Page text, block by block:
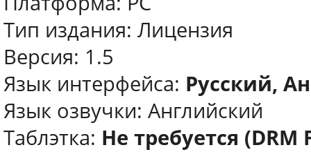
Тип издания: Лицензия
Версия: 1.5
Язык интерфейса: Русский,
Язык озвучки: Английский
Таблэтка: Не требуется (DRM